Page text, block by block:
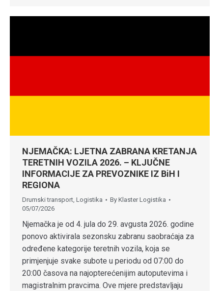
NJEMAČKA: LJETNA ZABRANA KRETANJA
TERETNIH VOZILA 2026. – KLJUČNE
INFORMACIJE ZA PREVOZNIKE IZ BiH I
REGIONA
Drumski transport, Logistika By Klaster Logistika
05/07/2026
Njemačka je od 4. jula do 29. avgusta 2026. godine
ponovo aktivirala sezonsku zabranu saobraćaja za
određene kategorije teretnih vozila, koja se
primjenjuje svake subote u periodu od 07:00 do
20:00 časova na najopterećenijim autoputevima i
magistralnim pravcima. Ove mjere predstavljaju